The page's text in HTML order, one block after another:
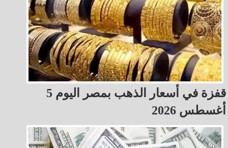
قفزة في أسعار الذهب بمصر اليوم 5
أغسطس 2026